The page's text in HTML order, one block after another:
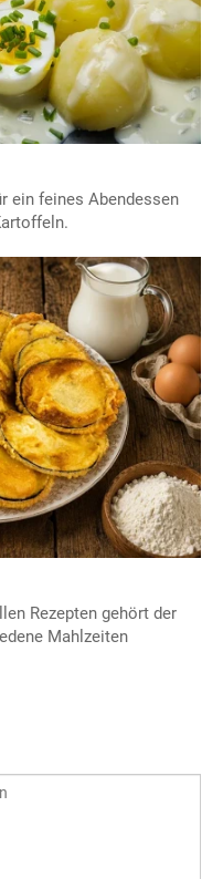
ein feines Abendessen
Rezepten gehört der
Mahlzeiten